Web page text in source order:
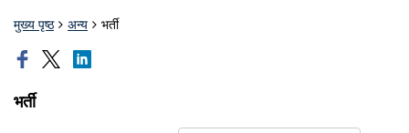
मुख्य पृष्ठ अन्य भर्ती
भर्ती